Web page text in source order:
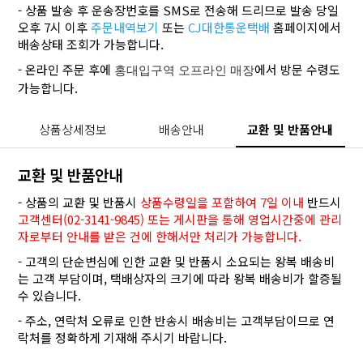
- 상품 발송 후 운송장번호를 SMS로 전송해 드리므로 발송 당일
오후 7시 이후주문내역보기 또는CJ대한통운택배 홈페이지에서
배송상태 조회가 가능합니다.
- 온라인 주문 후에 홍대입구역 오프라인 매장에서 방문 수령도
가능합니다.
상품상세정보 배송안내 교환 및 반품안내
교환 및 반품안내
- 상품의 교환 및 반품시 상품수령일을 포함하여 7일 이내 반드시
고객센터(02-3141-9845) 또는 게시판을 통해 영업시간중에 관리
자로부터 안내를 받은 건에 한해서만 처리가 가능합니다.
- 고객의 단순변심에 인한 교환 및 반품시 소요되는 왕복 배송비
는 고객 부담이며, 택배상자의 크기에 따라 왕복 배송비가 할증될
수 있습니다.
- 주소, 연락처 오류로 인한 반송시 배송비는 고객부담이므로 연
락처를 정확하게 기재해 주시기 바랍니다.